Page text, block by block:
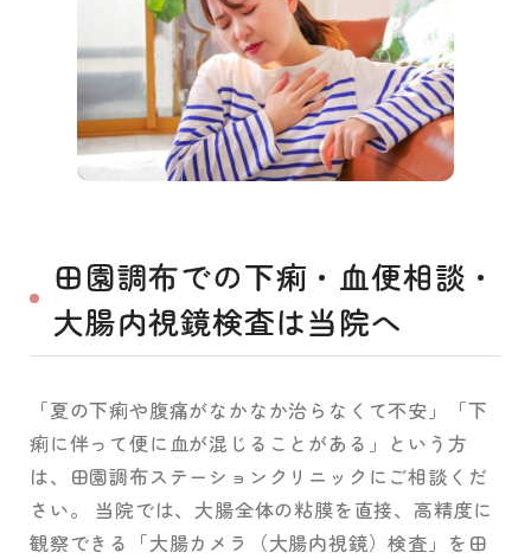
田園調布での下痢・血便相談・
大腸内視鏡検査は当院へ
「夏の下痢や腹痛がなかなか治らなくて不安」「下
痢に伴って便に血が混じることがある」という方
は、田園調布ステーションクリニックにご相談くだ
さい。 当院では、大腸全体の粘膜を直接、高精度に
観察できる「大腸カメラ（大腸内視鏡）検査」を田